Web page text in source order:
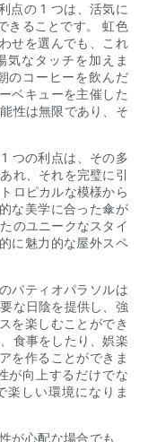
点の 1 つは、活気に
きることです。 虹色
せを選んでも、これ
気なタッチを加えま
のコーヒーを飲んだ
ベキューを主催した
性は無限であり、そ
つの利点は、その多
れ、それを完璧に引
ロピカルな模様から
な美学に合った傘が
のユニークなスタイ
に魅力的な屋外スペ
パティオパラソルは
な日陰を提供し、強
を楽しむことができ
食事をしたり、娯楽
を作ることができま
が向上するだけでな
楽しい環境になりま
が心配な場合でも、